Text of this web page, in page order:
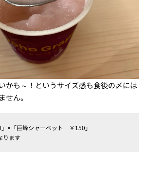
かも～！というサイズ感も食後の〆には
せん。
×「巨峰シャーベット ￥150」
ります